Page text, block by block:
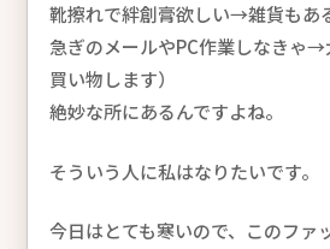
靴擦れで絆創膏欲しい→雑貨もあ
急ぎのメールやPC作業しなきゃ
買い物します）
絶妙な所にあるんですよね。
そういう人に私はなりたいです。
今日はとても寒いので、このファ